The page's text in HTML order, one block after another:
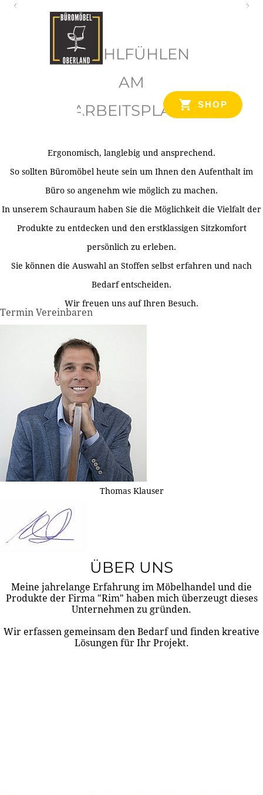
SHOP
WOHLFÜHLEN
AM
ARBEITSPLATZ
Ergonomisch, langlebig und ansprechend.
So sollten Büromöbel heute sein um Ihnen den Aufenthalt im
Büro so angenehm wie möglich zu machen.
In unserem Schauraum haben Sie die Möglichkeit die Vielfalt der
Produkte zu entdecken und den erstklassigen Sitzkomfort
persönlich zu erleben.
Sie können die Auswahl an Stoffen selbst erfahren und nach
Bedarf entscheiden.
Wir freuen uns auf Ihren Besuch.
Termin Vereinbaren
Thomas Klauser
ÜBER UNS
Meine jahrelange Erfahrung im Möbelhandel und die
Produkte der Firma "Rim" haben mich überzeugt dieses
Unternehmen zu gründen.
Wir erfassen gemeinsam den Bedarf und finden kreative
Lösungen für Ihr Projekt.